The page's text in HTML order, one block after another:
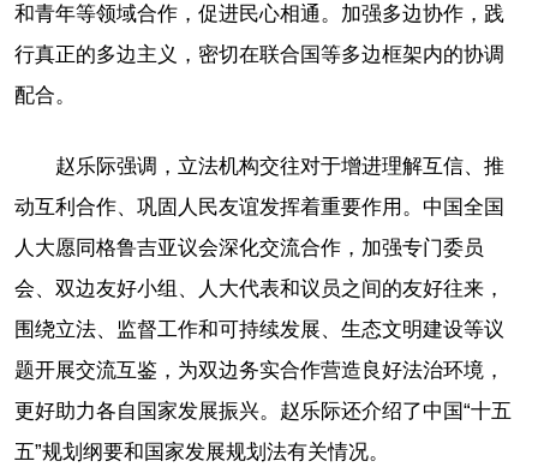
和青年等领域合作，促进民心相通。加强多边协作，践
行真正的多边主义，密切在联合国等多边框架内的协调
配合。
赵乐际强调，立法机构交往对于增进理解互信、推
动互利合作、巩固人民友谊发挥着重要作用。中国全国
人大愿同格鲁吉亚议会深化交流合作，加强专门委员
会、双边友好小组、人大代表和议员之间的友好往来，
围绕立法、监督工作和可持续发展、生态文明建设等议
题开展交流互鉴，为双边务实合作营造良好法治环境，
更好助力各自国家发展振兴。赵乐际还介绍了中国“十五
五”规划纲要和国家发展规划法有关情况。